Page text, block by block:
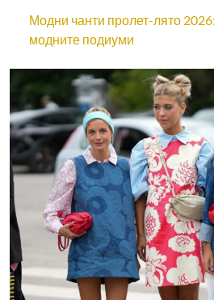
Модни чанти пролет-лято
модните подиуми